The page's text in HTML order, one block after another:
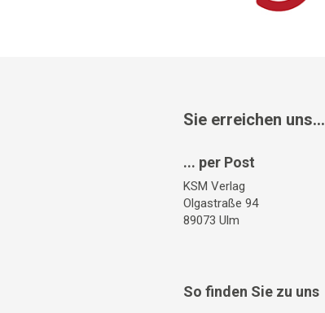
Sie erreichen uns...
... per Post
KSM Verlag
Olgastraße 94
89073 Ulm
So finden Sie zu uns